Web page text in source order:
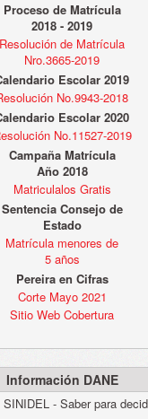
Proceso de Matrícula
2018 - 2019
Resolución de Matrícula
Nro.3665-2019
Escolar 2019
No.9943-2018
Escolar 2020
No.11527-2019
Campaña Matrícula
Año 2018
Matriculalos Gratis
Sentencia Consejo de
Estado
Matrícula menores de
5 años
Pereira en Cifras
Corte Mayo 2021
Sitio Web Cobertura
Información DANE
- Saber para